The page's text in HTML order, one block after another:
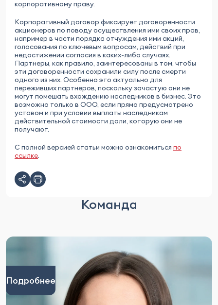
корпоративному праву.
Корпоративный договор фиксирует договоренности
акционеров по поводу осуществления ими своих прав,
например в части порядка отчуждения ими акций,
голосования по ключевым вопросам, действий при
недостижении согласия в каких-либо случаях.
Партнеры, как правило, заинтересованы в том, чтобы
эти договоренности сохранили силу после смерти
одного из них. Особенно это актуально для
переживших партнеров, поскольку зачастую они не
могут помешать вхождению наследников в бизнес. Это
возможно только в ООО, если прямо предусмотрено
уставом и при условии выплаты наследникам
действительной стоимости доли, которую они не
получают.
С полной версией статьи можно ознакомиться по
ссылке.
Команда
Подробнее